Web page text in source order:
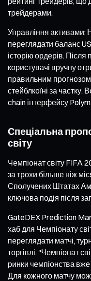
трейдерами.
Управління активами:
переглядати баланс
історію ордерів. Після
користувачі вручну
правильним
стейблкоїні за частку.
chain інтерфейсу
Спеціальна
світу
Чемпіонат світу FIFA
за трохи більше ніж
Сполучених Штатах
ключова подія після
GateDEX Prediction
хаб для Чемпіонату
переглядати матчі,
торгівлі. "Чемпіонат
ринки чемпіонства
Для кожного матчу